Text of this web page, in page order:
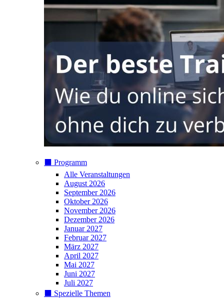
⬛️ Programm
Alle Veranstaltungen
August 2026
September 2026
Oktober 2026
November 2026
Dezember 2026
Januar 2027
Februar 2027
März 2027
April 2027
Mai 2027
Juni 2027
Juli 2027
⬛️ Spezielle Themen